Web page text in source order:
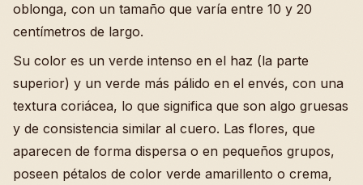
oblonga, con un tamaño que varía entre 10 y 20
centímetros de largo.
Su color es un verde intenso en el haz (la parte
superior) y un verde más pálido en el envés, con una
textura coriácea, lo que significa que son algo gruesas
y de consistencia similar al cuero. Las flores, que
aparecen de forma dispersa o en pequeños grupos,
poseen pétalos de color verde amarillento o crema,